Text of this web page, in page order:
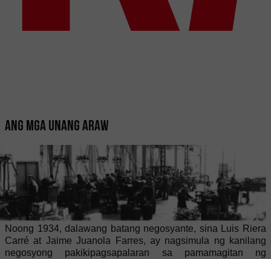
Ang mga unang araw
Noong 1934, dalawang batang negosyante, sina Luis Riera
Carré at Jaime Juanola Farres, ay nagsimula ng kanilang
negosyong pakikipagsapalaran sa pamamagitan ng